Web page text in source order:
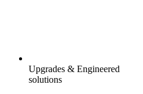
Upgrades & Engineered
solutions